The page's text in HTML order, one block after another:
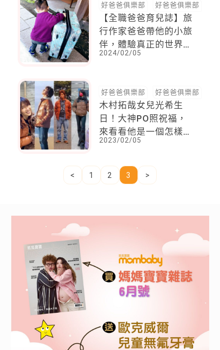
好爸爸俱樂部 好爸爸俱樂部
【全職爸爸育兒誌】旅
行作家爸爸帶他的小旅
伴，體驗真正的世界，
共創美好回憶！降低負
2024/02/05
好爸爸俱樂部 好爸爸俱樂部
木村拓哉女兒光希生
日！大神PO照祝福，
來看看他是一個怎樣的
好爸爸
2023/02/05
< 1 2 3 >